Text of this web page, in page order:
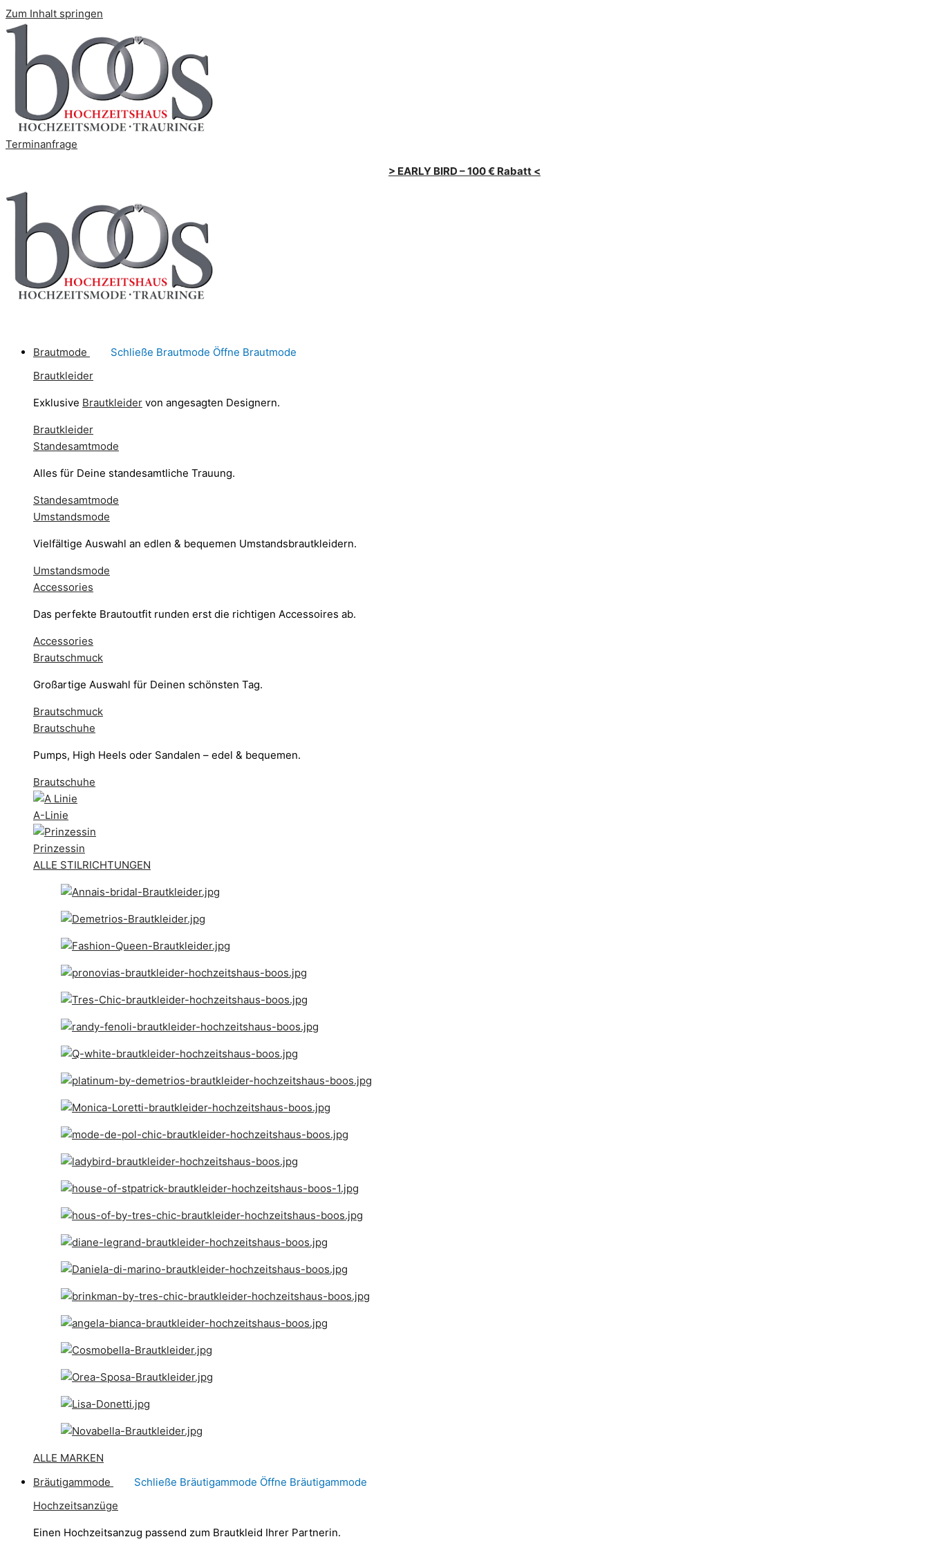
Zum Inhalt springen
Terminanfrage
> EARLY BIRD – 100 € Rabatt <
Brautmode Schließe Brautmode Öffne Brautmode
Brautkleider
Exklusive Brautkleider von angesagten Designern.
Brautkleider
Standesamtmode
Alles für Deine standesamtliche Trauung.
Standesamtmode
Umstandsmode
Vielfältige Auswahl an edlen & bequemen Umstandsbrautkleidern.
Umstandsmode
Accessories
Das perfekte Brautoutfit runden erst die richtigen Accessoires ab.
Accessories
Brautschmuck
Großartige Auswahl für Deinen schönsten Tag.
Brautschmuck
Brautschuhe
Pumps, High Heels oder Sandalen – edel & bequemen.
Brautschuhe
A-Linie
Prinzessin
ALLE STILRICHTUNGEN
ALLE MARKEN
Bräutigammode
Schließe Bräutigammode Öffne Bräutigammode
Hochzeitsanzüge
Einen Hochzeitsanzug passend zum Brautkleid Ihrer Partnerin.